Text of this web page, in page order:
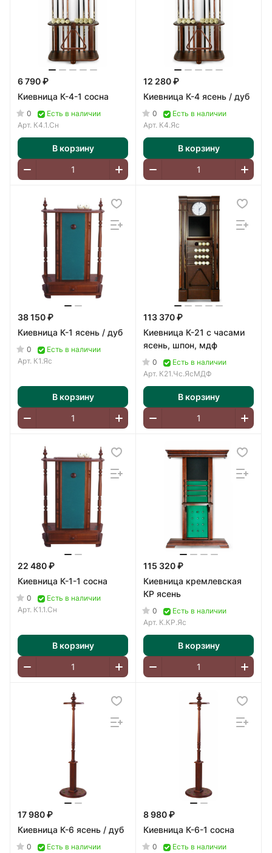
6 790 ₽
Киевница К-4-1 сосна
0
Есть в наличии
Арт. К4.1.Сн
В корзину
12 280 ₽
Киевница К-4 ясень / дуб
0
Есть в наличии
Арт. К4.Яс
В корзину
38 150 ₽
Киевница К-1 ясень / дуб
0
Есть в наличии
Арт. К1.Яс
В корзину
113 370 ₽
Киевница К-21 с часами
ясень, шпон, мдф
0
Есть в наличии
Арт. К21.Чс.ЯсМДФ
В корзину
22 480 ₽
Киевница К-1-1 сосна
0
Есть в наличии
Арт. К1.1.Сн
В корзину
115 320 ₽
Киевница кремлевская
КР ясень
0
Есть в наличии
Арт. К.КР.Яс
В корзину
17 980 ₽
Киевница К-6 ясень / дуб
0
Есть в наличии
8 980 ₽
Киевница К-6-1 сосна
0
Есть в наличии